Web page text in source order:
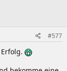
#577